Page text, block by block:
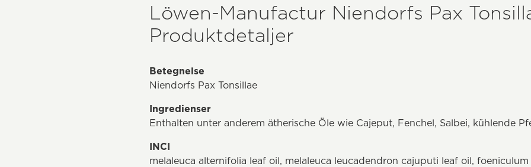
Löwen-Manufactur Niendorfs Pax
Produktdetaljer
Betegnelse
Niendorfs Pax Tonsillae
Ingredienser
Enthalten unter anderem ätherische Öle wie Cajeput, Fenchel, Salbei, kühlende
INCI
melaleuca alternifolia leaf oil, melaleuca leucadendron cajuputi leaf oil,